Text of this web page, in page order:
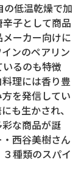
低温乾燥で加
子として商品
ーカー向けに
ンのペアリン
るのも特徴
理には香り豊
を発信してい
も生かされ、
な商品が誕
西谷美樹さん
種類のスパイ